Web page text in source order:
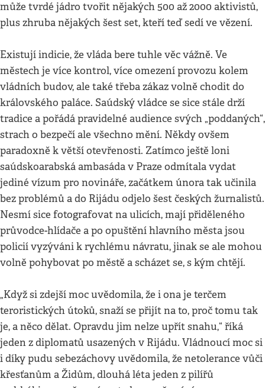
může tvrdé jádro tvořit nějakých 500 až 2000 aktivistů,
plus zhruba nějakých šest set, kteří teď sedí ve vězení.
Existují indicie, že vláda bere tuhle věc vážně. Ve
městech je více kontrol, více omezení provozu kolem
vládních budov, ale také třeba zákaz volně chodit do
královského paláce. Saúdský vládce se sice stále drží
tradice a pořádá pravidelné audience svých „poddaných“,
strach o bezpečí ale všechno mění. Někdy ovšem
paradoxně k větší otevřenosti. Zatímco ještě loni
saúdskoarabská ambasáda v Praze odmítala vydat
jediné vízum pro novináře, začátkem února tak učinila
bez problémů a do Rijádu odjelo šest českých žurnalistů.
Nesmí sice fotografovat na ulicích, mají přiděleného
průvodce-hlídače a po opuštění hlavního města jsou
policií vyzýváni k rychlému návratu, jinak se ale mohou
volně pohybovat po městě a scházet se, s kým chtějí.
„Když si zdejší moc uvědomila, že i ona je terčem
teroristických útoků, snaží se přijít na to, proč tomu tak
je, a něco dělat. Opravdu jim nelze upřít snahu,“ říká
jeden z diplomatů usazených v Rijádu. Vládnoucí moc si
i díky pudu sebezáchovy uvědomila, že netolerance vůči
křesťanům a Židům, dlouhá léta jeden z pilířů